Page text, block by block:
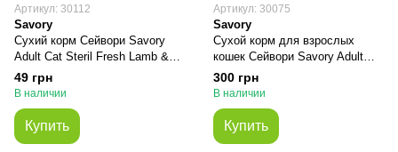
Артикул: 30112
Savory
Сухий корм Сейвори Savory
Adult Cat Steril Fresh Lamb &
Chicken, 2 кг
49 грн
В наличии
Купить
Артикул: 30075
Savory
Сухой корм для взрослых
кошек Сейвори Savory Adult
Cat Sensitive Digestion Fresh
Lamb & Turkey, 400 г
300 грн
В наличии
Купить